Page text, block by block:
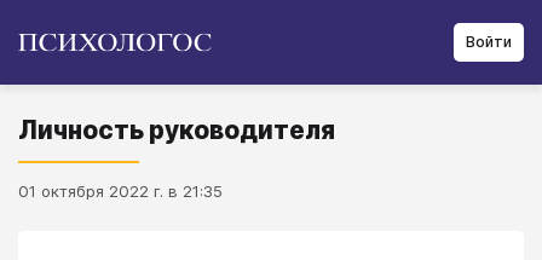
Войти
Личность руководителя
01 октября 2022 г. в 21:35